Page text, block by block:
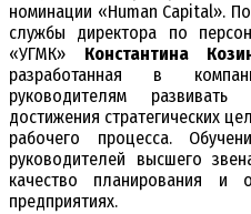
номинации «Human Capital».
службы директора по
«УГМК» Константина
разработанная в
руководителям
достижения стратегических
рабочего процесса.
руководителей высшего
качество планирования и
предприятиях.